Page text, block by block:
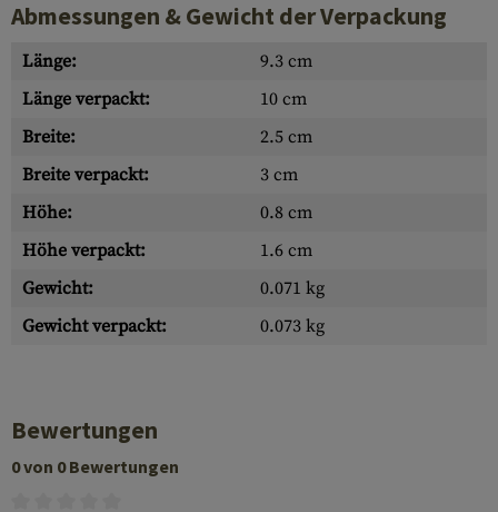
Abmessungen & Gewicht der Verpackung
Länge:
9.3 cm
Länge verpackt:
10 cm
Breite:
2.5 cm
Breite verpackt:
3 cm
Höhe:
0.8 cm
Höhe verpackt:
1.6 cm
Gewicht:
0.071 kg
Gewicht verpackt:
0.073 kg
Bewertungen
0 von 0 Bewertungen